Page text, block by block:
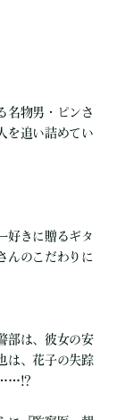
名物男・ピンさ
を追い詰めてい
好きに贈るギタ
んのこだわりに
部は、彼女の安
は、花子の失踪
……!?